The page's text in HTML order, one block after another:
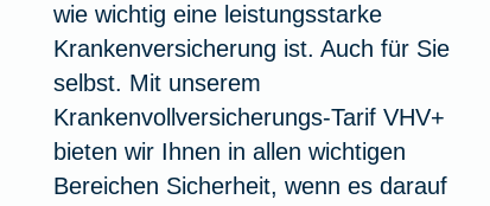
wie wichtig eine leistungsstarke
Krankenversicherung ist. Auch für Sie
selbst. Mit unserem
Krankenvollversicherungs-Tarif VHV+
bieten wir Ihnen in allen wichti­gen
Bereichen Sicherheit, wenn es darauf